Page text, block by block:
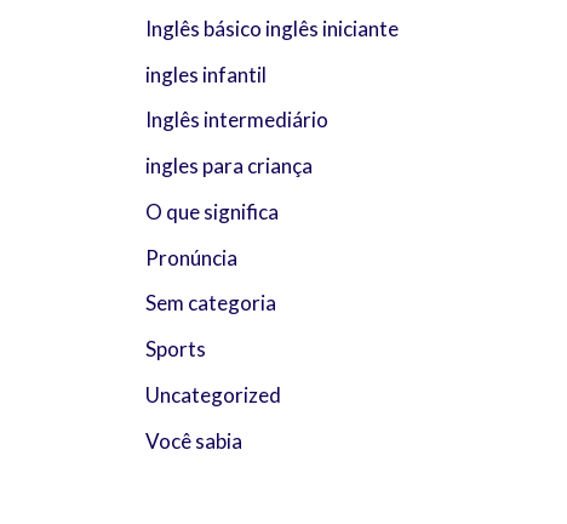
Inglês básico inglês iniciante
ingles infantil
Inglês intermediário
ingles para criança
O que significa
Pronúncia
Sem categoria
Sports
Uncategorized
Você sabia